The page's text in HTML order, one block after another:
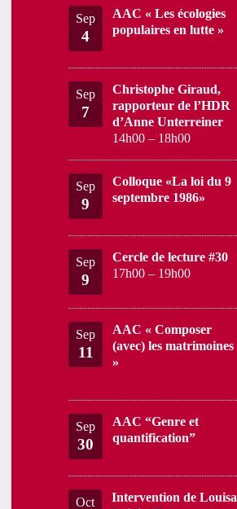
Sep
4
AAC « Les écologies
populaires en lutte »
Sep
7
Christophe Giraud,
rapporteur de l’HDR
d’Anne Unterreiner
14h00 – 18h00
Sep
9
Colloque «La loi du 9
septembre 1986»
Sep
9
Cercle de lecture #30
17h00 – 19h00
Sep
11
AAC « Composer
(avec) les matrimoines
»
Sep
30
AAC “Genre et
quantification”
Oct
Intervention de Louisa